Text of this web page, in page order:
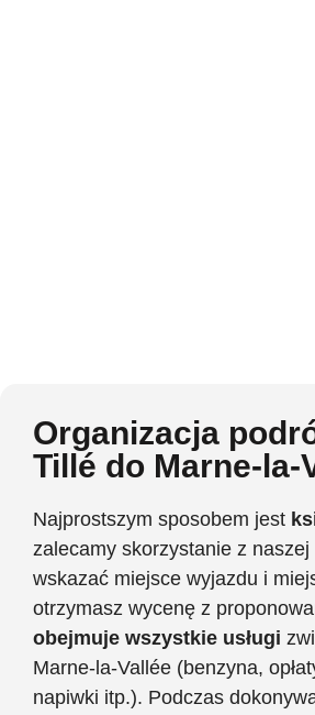
Organizacja
Tillé do Marne-la-
Najprostszym sposobem jest
zalecamy skorzystanie z
wskazać miejsce wyjazdu i
otrzymasz wycenę z
obejmuje wszystkie usługi
Marne-la-Vallée (benzyna,
napiwki itp.). Podczas